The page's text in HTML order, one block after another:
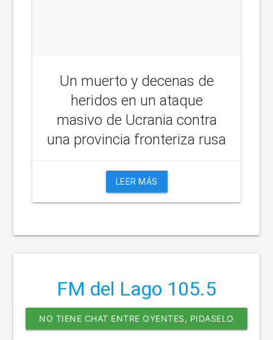
Un muerto y decenas de
heridos en un ataque
masivo de Ucrania contra
una provincia fronteriza rusa
LEER MÁS
FM del Lago 105.5
NO TIENE CHAT ENTRE OYENTES, PIDASELO